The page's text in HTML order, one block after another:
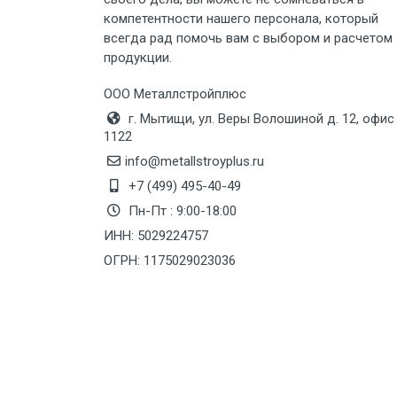
Груз до 6 м, вес до 10 тн
Груз до 12 м, вес до 20 тн
Манипулятор до 6 м, вес до 8 тн
компетентности нашего персонала, который
всегда рад помочь вам с выбором и расчетом
продукции.
ООО Металлстройплюс
г. Мытищи, ул. Веры Волошиной д. 12, офис
1122
info@metallstroyplus.ru
+7 (499) 495-40-49
Пн-Пт : 9:00-18:00
ИНН: 5029224757
ОГРН: 1175029023036